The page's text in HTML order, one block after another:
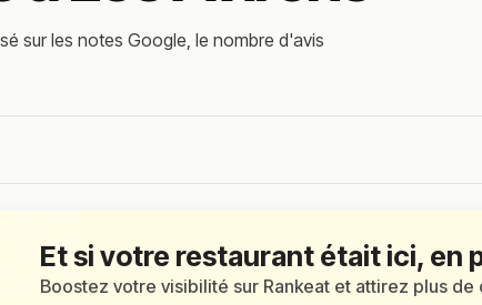
sur les notes Google, le nombre d'avis
Et si votre restaurant était ici, en
Boostez votre visibilité sur Rankeat et attirez plus